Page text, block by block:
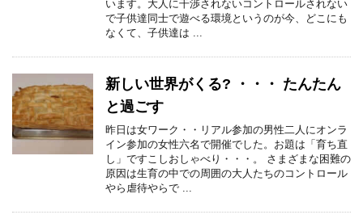
います。大人に干渉されないコントロールされない
で子供達同士で遊べる環境というのが今、どこにも
なくて、子供達は ...
新しい世界がくる? ・・・ たんたん
と過ごす
昨日は女ワーク・・リアル参加の男性二人にオンラ
イン参加の女性六名で開催でした。お題は「育ち直
し」ですこしおしゃべり・・・。 さまざまな困難の
原因は生育の中での周囲の大人たちのコントロール
やら虐待やらで ...